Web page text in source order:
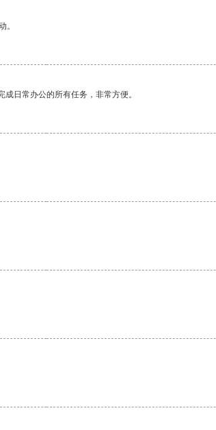
。
日常办公的所有任务，非常方便。